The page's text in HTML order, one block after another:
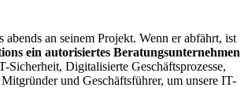
an seinem Projekt. Wenn er abfährt, ist
ein autorisiertes Beratungsunternehmen
Digitalisierte Geschäftsprozesse,
und Geschäftsführer, um unsere IT-